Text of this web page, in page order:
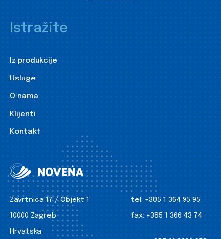
Istražite
Iz produkcije
Usluge
O nama
Klijenti
Kontakt
Zavrtnica 17 / Objekt 1
10000 Zagreb
Hrvatska
tel: +385 1 364 95 95
fax: +385 1 366 43 74